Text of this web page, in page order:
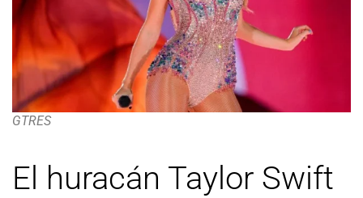
GTRES
El huracán Taylor Swift